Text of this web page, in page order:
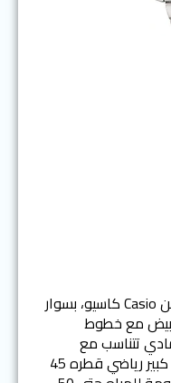
تتميز ساعة MTP-1314D-7AV من Casio كاسيو، بسوار
مع خطوط
تتناسب مع
السوار والخلفية. إضافة إلى حجم كبير رياضي قطره 45